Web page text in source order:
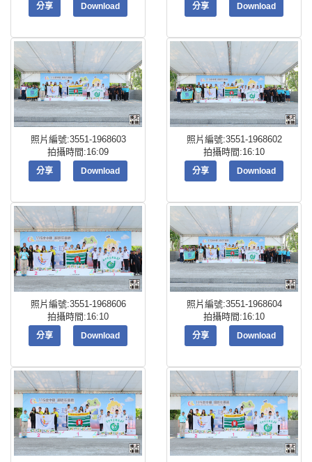
分享 Download 分享 Download
照片編號:3551-1968603
拍攝時間:16:09
分享 Download
照片編號:3551-1968602
拍攝時間:16:10
分享 Download
照片編號:3551-1968606
拍攝時間:16:10
分享 Download
照片編號:3551-1968604
拍攝時間:16:10
分享 Download